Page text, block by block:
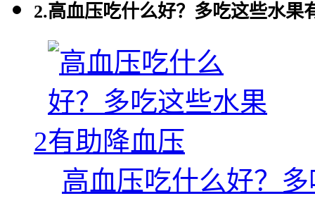
2.高血压吃什么好？多吃这些水果
2
高血压吃什么好？